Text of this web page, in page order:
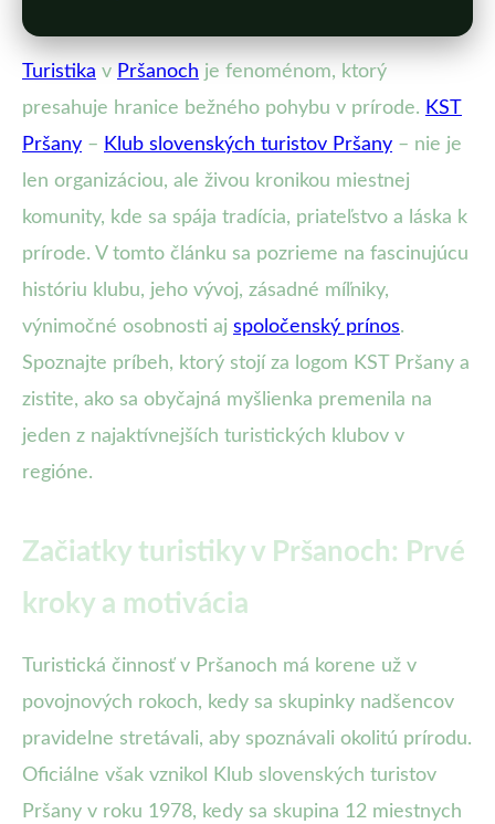
Turistika v Pršanoch je fenoménom, ktorý
presahuje hranice bežného pohybu v prírode. KST
Pršany – Klub slovenských turistov Pršany – nie je
len organizáciou, ale živou kronikou miestnej
komunity, kde sa spája tradícia, priateľstvo a láska k
prírode. V tomto článku sa pozrieme na fascinujúcu
históriu klubu, jeho vývoj, zásadné míľniky,
výnimočné osobnosti aj spoločenský prínos.
Spoznajte príbeh, ktorý stojí za logom KST Pršany a
zistite, ako sa obyčajná myšlienka premenila na
jeden z najaktívnejších turistických klubov v
regióne.
Začiatky turistiky v Pršanoch: Prvé
kroky a motivácia
Turistická činnosť v Pršanoch má korene už v
povojnových rokoch, kedy sa skupinky nadšencov
pravidelne stretávali, aby spoznávali okolitú prírodu.
Oficiálne však vznikol Klub slovenských turistov
Pršany v roku 1978, kedy sa skupina 12 miestnych